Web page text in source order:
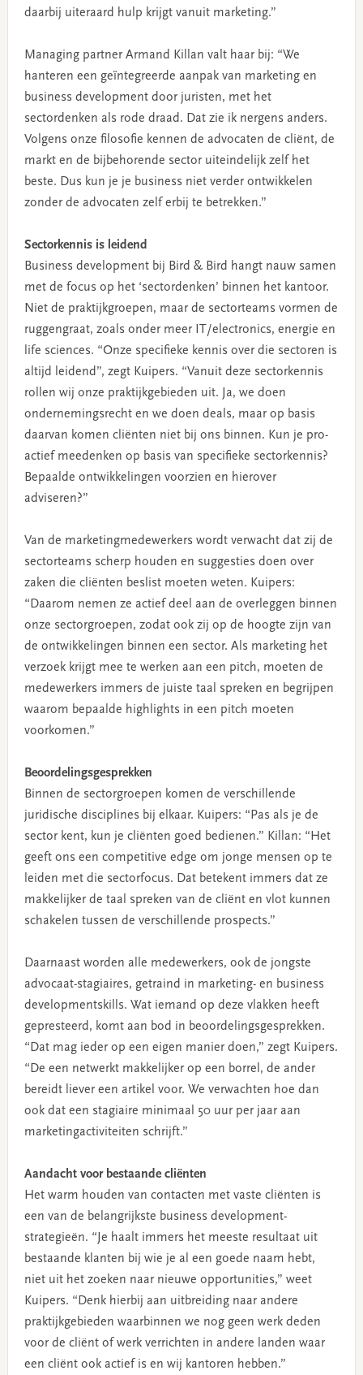
daarbij uiteraard hulp krijgt vanuit marketing.”
Managing partner Armand Killan valt haar bij: “We
hanteren een geïntegreerde aanpak van marketing en
business development door juristen, met het
sectordenken als rode draad. Dat zie ik nergens anders.
Volgens onze filosofie kennen de advocaten de cliënt, de
markt en de bijbehorende sector uiteindelijk zelf het
beste. Dus kun je je business niet verder ontwikkelen
zonder de advocaten zelf erbij te betrekken.”
Sectorkennis is leidend
Business development bij Bird & Bird hangt nauw samen
met de focus op het ‘sectordenken’ binnen het kantoor.
Niet de praktijkgroepen, maar de sectorteams vormen de
ruggengraat, zoals onder meer IT/electronics, energie en
life sciences. “Onze specifieke kennis over die sectoren is
altijd leidend”, zegt Kuipers. “Vanuit deze sectorkennis
rollen wij onze praktijkgebieden uit. Ja, we doen
ondernemingsrecht en we doen deals, maar op basis
daarvan komen cliënten niet bij ons binnen. Kun je pro-
actief meedenken op basis van specifieke sectorkennis?
Bepaalde ontwikkelingen voorzien en hierover
adviseren?”
Van de marketingmedewerkers wordt verwacht dat zij de
sectorteams scherp houden en suggesties doen over
zaken die cliënten beslist moeten weten. Kuipers:
“Daarom nemen ze actief deel aan de overleggen binnen
onze sectorgroepen, zodat ook zij op de hoogte zijn van
de ontwikkelingen binnen een sector. Als marketing het
verzoek krijgt mee te werken aan een pitch, moeten de
medewerkers immers de juiste taal spreken en begrijpen
waarom bepaalde highlights in een pitch moeten
voorkomen.”
Beoordelingsgesprekken
Binnen de sectorgroepen komen de verschillende
juridische disciplines bij elkaar. Kuipers: “Pas als je de
sector kent, kun je cliënten goed bedienen.” Killan: “Het
geeft ons een competitive edge om jonge mensen op te
leiden met die sectorfocus. Dat betekent immers dat ze
makkelijker de taal spreken van de cliënt en vlot kunnen
schakelen tussen de verschillende prospects.”
Daarnaast worden alle medewerkers, ook de jongste
advocaat-stagiaires, getraind in marketing- en business
developmentskills. Wat iemand op deze vlakken heeft
gepresteerd, komt aan bod in beoordelingsgesprekken.
“Dat mag ieder op een eigen manier doen,” zegt Kuipers.
“De een netwerkt makkelijker op een borrel, de ander
bereidt liever een artikel voor. We verwachten hoe dan
ook dat een stagiaire minimaal 50 uur per jaar aan
marketingactiviteiten schrijft.”
Aandacht voor bestaande cliënten
Het warm houden van contacten met vaste cliënten is
een van de belangrijkste business development-
strategieën. “Je haalt immers het meeste resultaat uit
bestaande klanten bij wie je al een goede naam hebt,
niet uit het zoeken naar nieuwe opportunities,” weet
Kuipers. “Denk hierbij aan uitbreiding naar andere
praktijkgebieden waarbinnen we nog geen werk deden
voor de cliënt of werk verrichten in andere landen waar
een cliënt ook actief is en wij kantoren hebben.”